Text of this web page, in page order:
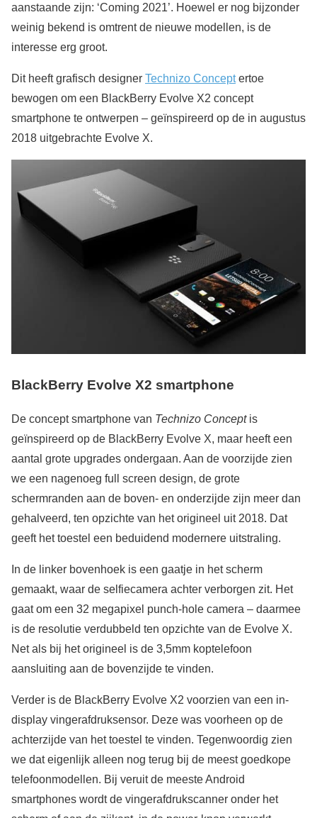
aanstaande zijn: ‘Coming 2021’. Hoewel er nog bijzonder
weinig bekend is omtrent de nieuwe modellen, is de
interesse erg groot.
Dit heeft grafisch designer Technizo Conceptertoe
bewogen om een BlackBerry Evolve X2 concept
smartphone te ontwerpen – geïnspireerd op de in augustus
2018 uitgebrachte Evolve X.
BlackBerry Evolve X2 smartphone
De concept smartphone van Technizo Conceptis
geïnspireerd op de BlackBerry Evolve X, maar heeft een
aantal grote upgrades ondergaan. Aan de voorzijde zien
we een nagenoeg full screen design, de grote
schermranden aan de boven- en onderzijde zijn meer dan
gehalveerd, ten opzichte van het origineel uit 2018. Dat
geeft het toestel een beduidend modernere uitstraling.
In de linker bovenhoek is een gaatje in het scherm
gemaakt, waar de selfiecamera achter verborgen zit. Het
gaat om een 32 megapixel punch-hole camera – daarmee
is de resolutie verdubbeld ten opzichte van de Evolve X.
Net als bij het origineel is de 3,5mm koptelefoon
aansluiting aan de bovenzijde te vinden.
Verder is de BlackBerry Evolve X2 voorzien van een in-
display vingerafdruksensor. Deze was voorheen op de
achterzijde van het toestel te vinden. Tegenwoordig zien
we dat eigenlijk alleen nog terug bij de meest goedkope
telefoonmodellen. Bij veruit de meeste Android
smartphones wordt de vingerafdrukscanner onder het